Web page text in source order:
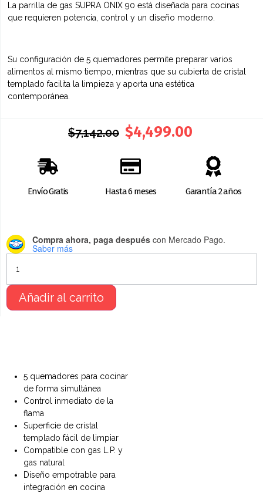
La parrilla de gas SUPRA ONIX 90 está diseñada para cocinas
que requieren potencia, control y un diseño moderno.
Su configuración de 5 quemadores permite preparar varios
alimentos al mismo tiempo, mientras que su cubierta de cristal
templado facilita la limpieza y aporta una estética
contemporánea.
$7,142.00 $4,499.00
Envío Gratis Hasta 6 meses Garantía 2 años
Compra ahora, paga después con Mercado Pago.
Saber más
Añadir al carrito
5 quemadores para cocinar
de forma simultánea
Control inmediato de la
flama
Superficie de cristal
templado fácil de limpiar
Compatible con gas L.P. y
gas natural
Diseño empotrable para
integración en cocina